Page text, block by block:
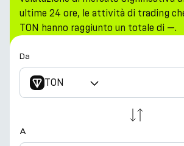
ultime 24 ore, le attività di trading
TON hanno raggiunto un totale di —.
Da
TON
A